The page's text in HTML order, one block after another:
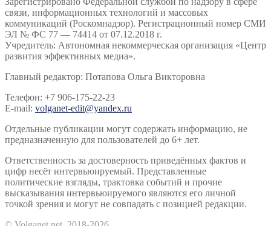
связи, информационных технологий и массовых
коммуникаций (Роскомнадзор). Регистрационный номер СМИ
ЭЛ № ФС 77 — 74414 от 07.12.2018 г.
Учредитель: Автономная некоммерческая организация «Центр
развития эффективных медиа».
Главный редактор: Потапова Ольга Викторовна
Телефон: +7 906-175-22-23
E-mail: volganet-edit@yandex.ru
Отдельные публикации могут содержать информацию, не
предназначенную для пользователей до 6+ лет.
Ответственность за достоверность приведённых фактов и
цифр несёт интервьюируемый. Представленные
политические взгляды, трактовка событий и прочие
высказывания интервьюируемого являются его личной
точкой зрения и могут не совпадать с позицией редакции.